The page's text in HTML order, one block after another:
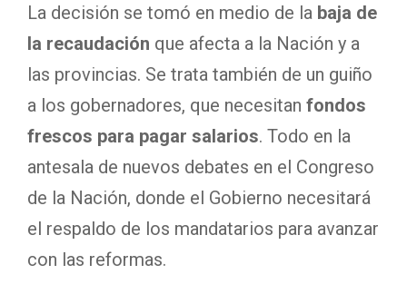
La decisión se tomó en medio de la baja de
la recaudación que afecta a la Nación y a
las provincias. Se trata también de un guiño
a los gobernadores, que necesitan fondos
frescos para pagar salarios. Todo en la
antesala de nuevos debates en el Congreso
de la Nación, donde el Gobierno necesitará
el respaldo de los mandatarios para avanzar
con las reformas.